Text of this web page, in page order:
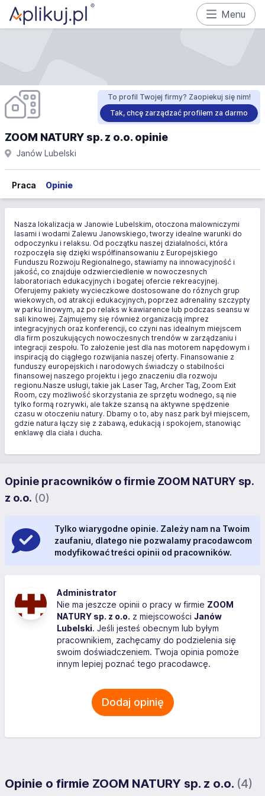
Menu
To profil Twojej firmy? Zaopiekuj się nim!
Tak, chcę zarządzać profilem za darmo
ZOOM NATURY sp. z o.o. opinie
Janów Lubelski
Praca Opinie
Nasza lokalizacja w Janowie Lubelskim, otoczona malowniczymi
lasami i wodami Zalewu Janowskiego, tworzy idealne warunki do
odpoczynku i relaksu. Od początku naszej działalności, która
rozpoczęła się dzięki współfinansowaniu z Europejskiego
Funduszu Rozwoju Regionalnego, stawiamy na innowacyjność i
jakość, co znajduje odzwierciedlenie w nowoczesnych
laboratoriach edukacyjnych i bogatej ofercie rekreacyjnej.
Oferujemy pakiety wycieczkowe dostosowane do różnych grup
wiekowych, od atrakcji edukacyjnych, poprzez adrenaliny szczypty
w parku linowym, aż po relaks w kawiarence lub podczas seansu w
sali kinowej. Zajmujemy się również organizacją imprez
integracyjnych oraz konferencji, co czyni nas idealnym miejscem
dla firm poszukujących nowoczesnych trendów w zarządzaniu i
integracji zespołu. To założenie jest dla nas motorem napędowym i
inspiracją do ciągłego rozwijania naszej oferty. Finansowanie z
funduszy europejskich i narodowych świadczy o stabilności
finansowej naszego projektu i jego znaczeniu dla rozwoju
regionu.Nasze usługi, takie jak Laser Tag, Archer Tag, Zoom Exit
Room, czy możliwość skorzystania ze sprzętu wodnego, są nie
tylko formą rozrywki, ale także szansą na aktywne spędzenie
czasu w otoczeniu natury. Dbamy o to, aby nasz park był miejscem,
gdzie natura łączy się z zabawą, edukacją i spokojem, stanowiąc
enklawę dla ciała i ducha.
Opinie pracowników o firmie ZOOM NATURY sp.
z o.o. (0)
Tylko wiarygodne opinie. Zależy nam na Twoim
zaufaniu, dlatego nie pozwalamy pracodawcom
modyfikować treści opinii od pracowników.
Administrator
Nie ma jeszcze opinii o pracy w firmie ZOOM
NATURY sp. z o.o. z miejscowości Janów
Lubelski. Jeśli jesteś obecnym lub byłym
pracownikiem, zachęcamy do podzielenia się
swoim doświadczeniem. Twoja opinia pomoże
innym lepiej poznać tego pracodawcę.
Dodaj opinię
Opinie o firmie ZOOM NATURY sp. z o.o. (4)